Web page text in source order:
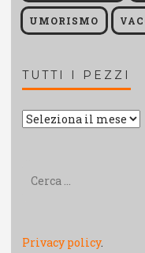
UMORISMO
TUTTI I PEZZI
Tutti
Privacy policy.